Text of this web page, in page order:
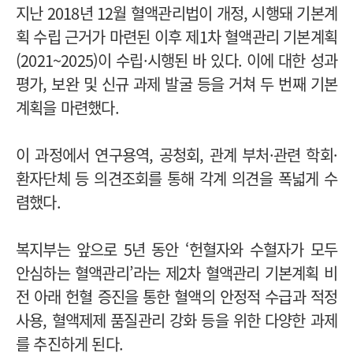
지난 2018년 12월 혈액관리법이 개정, 시행돼 기본계
획 수립 근거가 마련된 이후 제1차 혈액관리 기본계획
(2021~2025)이 수립·시행된 바 있다. 이에 대한 성과
평가, 보완 및 신규 과제 발굴 등을 거쳐 두 번째 기본
계획을 마련했다.
이 과정에서 연구용역, 공청회, 관계 부처·관련 학회·
환자단체 등 의견조회를 통해 각계 의견을 폭넓게 수
렴했다.
복지부는 앞으로 5년 동안 ‘헌혈자와 수혈자가 모두
안심하는 혈액관리’라는 제2차 혈액관리 기본계획 비
전 아래 헌혈 증진을 통한 혈액의 안정적 수급과 적정
사용, 혈액제제 품질관리 강화 등을 위한 다양한 과제
를 추진하게 된다.